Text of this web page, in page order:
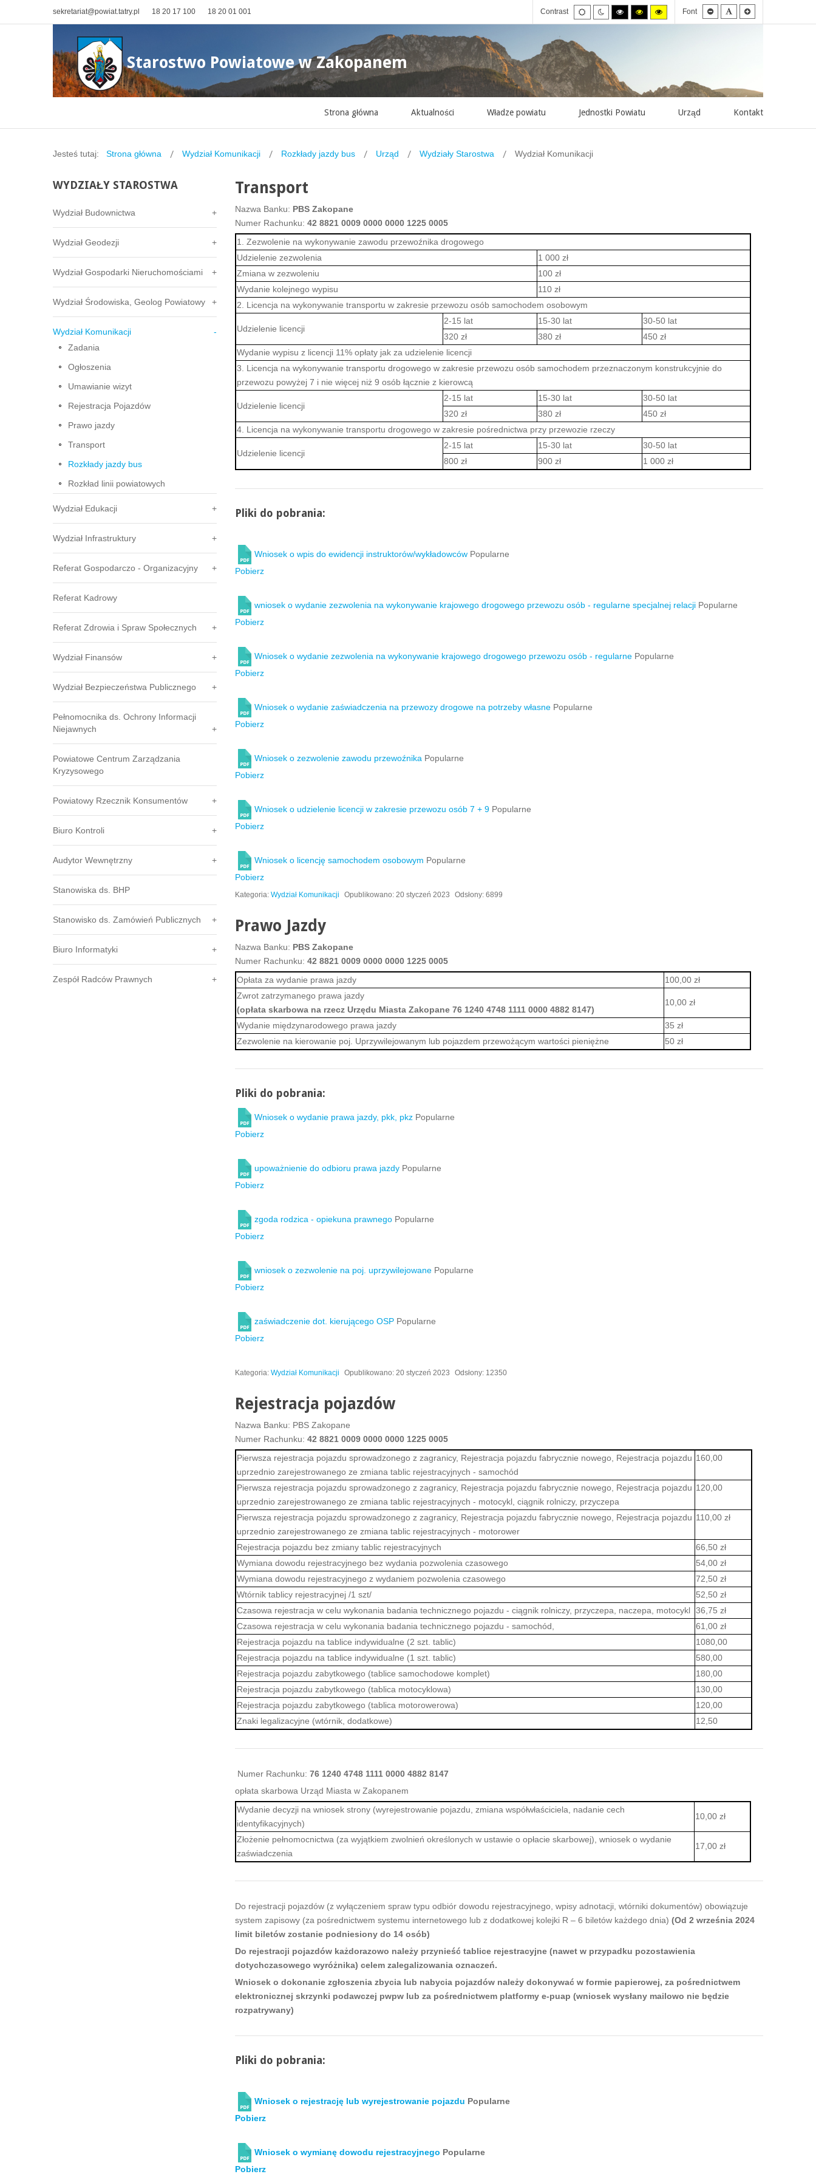
sekretariat@powiat.tatry.pl 18 20 17 100 18 20 01 001 Contrast
Default
mode
Night
mode
High
contrast
black/white
High
contrast
black/yellow
High
contrast
yellow/black
Font
Smaller
font
Default
font
Starostwo Powiatowe w Zakopanem
Strona główna Aktualności Władze powiatu Jednostki Powiatu Urząd Kontakt
Jesteś tutaj: Strona główna Wydział Komunikacji Rozkłady jazdy bus Urząd Wydziały Starostwa Wydział Komunikacji
Transport
Nazwa Banku: PBS Zakopane
Numer Rachunku: 42 8821 0009 0000 0000 1225 0005
1. Zezwolenie na wykonywanie zawodu przewoźnika drogowego
Udzielenie zezwolenia
1 000 zł
Zmiana w zezwoleniu
100 zł
Wydanie kolejnego wypisu
110 zł
2. Licencja na wykonywanie transportu w zakresie przewozu osób samochodem osobowym
Udzielenie licencji
2-15 lat 15-30 lat
30-50 lat
320 zł
380 zł
450 zł
Wydanie wypisu z licencji 11% opłaty jak za udzielenie licencji
3. Licencja na wykonywanie transportu drogowego w zakresie przewozu osób samochodem przeznaczonym konstrukcyjnie do
przewozu powyżej 7 i nie więcej niż 9 osób łącznie z kierowcą
Udzielenie licencji
2-15 lat 15-30 lat
30-50 lat
320 zł
380 zł
450 zł
4. Licencja na wykonywanie transportu drogowego w zakresie pośrednictwa przy przewozie rzeczy
Udzielenie licencji
2-15 lat 15-30 lat
30-50 lat
800 zł
900 zł 1 000 zł
Pliki do pobrania:
Wniosek o wpis do ewidencji instruktorów/wykładowców Popularne
Pobierz
wniosek o wydanie zezwolenia na wykonywanie krajowego drogowego przewozu osób - regularne specjalnej relacji Popularne
Pobierz
Wniosek o wydanie zezwolenia na wykonywanie krajowego drogowego przewozu osób - regularne Popularne
Pobierz
Wniosek o wydanie zaświadczenia na przewozy drogowe na potrzeby własne Popularne
Pobierz
Wniosek o zezwolenie zawodu przewoźnika Popularne
Pobierz
Wniosek o udzielenie licencji w zakresie przewozu osób 7 + 9 Popularne
Pobierz
Wniosek o licencję samochodem osobowym Popularne
Pobierz
Kategoria: Wydział Komunikacji Opublikowano: 20 styczeń 2023 Odsłony: 6899
Prawo Jazdy
Nazwa Banku: PBS Zakopane
Numer Rachunku: 42 8821 0009 0000 0000 1225 0005
Opłata za wydanie prawa jazdy
100,00 zł
Zwrot zatrzymanego prawa jazdy
(opłata skarbowa na rzecz Urzędu Miasta Zakopane 76 1240 4748 1111 0000 4882 8147)
10,00 zł
Wydanie międzynarodowego prawa jazdy
35 zł
Zezwolenie na kierowanie poj. Uprzywilejowanym lub pojazdem przewożącym wartości pieniężne
50 zł
Pliki do pobrania:
Wniosek o wydanie prawa jazdy, pkk, pkz Popularne
Pobierz
upoważnienie do odbioru prawa jazdy Popularne
Pobierz
zgoda rodzica - opiekuna prawnego Popularne
Pobierz
wniosek o zezwolenie na poj. uprzywilejowane Popularne
Pobierz
zaświadczenie dot. kierującego OSP Popularne
Pobierz
Kategoria: Wydział Komunikacji Opublikowano: 20 styczeń 2023 Odsłony: 12350
Rejestracja pojazdów
Nazwa Banku: PBS Zakopane
Numer Rachunku: 42 8821 0009 0000 0000 1225 0005
Pierwsza rejestracja pojazdu sprowadzonego z zagranicy, Rejestracja pojazdu fabrycznie nowego, Rejestracja pojazdu
uprzednio zarejestrowanego ze zmiana tablic rejestracyjnych - samochód
160,00
Pierwsza rejestracja pojazdu sprowadzonego z zagranicy, Rejestracja pojazdu fabrycznie nowego, Rejestracja pojazdu
uprzednio zarejestrowanego ze zmiana tablic rejestracyjnych - motocykl, ciągnik rolniczy, przyczepa
120,00
Pierwsza rejestracja pojazdu sprowadzonego z zagranicy, Rejestracja pojazdu fabrycznie nowego, Rejestracja pojazdu
uprzednio zarejestrowanego ze zmiana tablic rejestracyjnych - motorower
110,00 zł
Rejestracja pojazdu bez zmiany tablic rejestracyjnych
66,50 zł
Wymiana dowodu rejestracyjnego bez wydania pozwolenia czasowego
54,00 zł
Wymiana dowodu rejestracyjnego z wydaniem pozwolenia czasowego
72,50 zł
Wtórnik tablicy rejestracyjnej /1 szt/
52,50 zł
Czasowa rejestracja w celu wykonania badania technicznego pojazdu - ciągnik rolniczy, przyczepa, naczepa, motocykl 36,75 zł
Czasowa rejestracja w celu wykonania badania technicznego pojazdu - samochód,
61,00 zł
Rejestracja pojazdu na tablice indywidualne (2 szt. tablic)
1080,00
Rejestracja pojazdu na tablice indywidualne (1 szt. tablic)
580,00
Rejestracja pojazdu zabytkowego (tablice samochodowe komplet)
180,00
Rejestracja pojazdu zabytkowego (tablica motocyklowa)
130,00
Rejestracja pojazdu zabytkowego (tablica motorowerowa)
120,00
Znaki legalizacyjne (wtórnik, dodatkowe)
12,50
Numer Rachunku: 76 1240 4748 1111 0000 4882 8147
opłata skarbowa Urząd Miasta w Zakopanem
Wydanie decyzji na wniosek strony (wyrejestrowanie pojazdu, zmiana współwłaściciela, nadanie cech
identyfikacyjnych)
10,00 zł
Złożenie pełnomocnictwa (za wyjątkiem zwolnień określonych w ustawie o opłacie skarbowej), wniosek o wydanie
zaświadczenia
17,00 zł
Do rejestracji pojazdów (z wyłączeniem spraw typu odbiór dowodu rejestracyjnego, wpisy adnotacji, wtórniki dokumentów) obowiązuje
system zapisowy (za pośrednictwem systemu internetowego lub z dodatkowej kolejki R – 6 biletów każdego dnia) (Od 2 września 2024
limit biletów zostanie podniesiony do 14 osób)
Do rejestracji pojazdów każdorazowo należy przynieść tablice rejestracyjne (nawet w przypadku pozostawienia
dotychczasowego wyróżnika) celem zalegalizowania oznaczeń.
Wniosek o dokonanie zgłoszenia zbycia lub nabycia pojazdów należy dokonywać w formie papierowej, za pośrednictwem
elektronicznej skrzynki podawczej pwpw lub za pośrednictwem platformy e-puap (wniosek wysłany mailowo nie będzie
rozpatrywany)
Pliki do pobrania:
Wniosek o rejestrację lub wyrejestrowanie pojazdu Popularne
Pobierz
Wniosek o wymianę dowodu rejestracyjnego Popularne
Pobierz
WYDZIAŁY STAROSTWA
Wydział Budownictwa
Wydział Geodezji
Wydział Gospodarki Nieruchomościami
Wydział Środowiska, Geolog Powiatowy
Wydział Komunikacji
Zadania
Ogłoszenia
Umawianie wizyt
Rejestracja Pojazdów
Prawo jazdy
Transport
Rozkłady jazdy bus
Rozkład linii powiatowych
Wydział Edukacji
Wydział Infrastruktury
Referat Gospodarczo - Organizacyjny
Referat Kadrowy
Referat Zdrowia i Spraw Społecznych
Wydział Finansów
Wydział Bezpieczeństwa Publicznego
Pełnomocnika ds. Ochrony Informacji
Niejawnych
Powiatowe Centrum Zarządzania
Kryzysowego
Powiatowy Rzecznik Konsumentów
Biuro Kontroli
Audytor Wewnętrzny
Stanowiska ds. BHP
Stanowisko ds. Zamówień Publicznych
Biuro Informatyki
Zespół Radców Prawnych